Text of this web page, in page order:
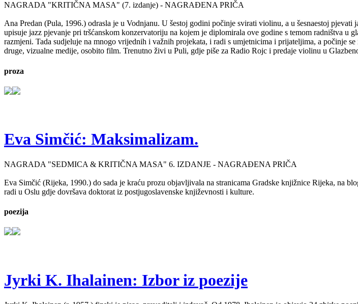
NAGRADA "KRITIČNA MASA" (7. izdanje) - NAGRAĐENA PRIČA
Ana Predan (Pula, 1996.) odrasla je u Vodnjanu. U šestoj godini počinje svirati violinu, a u šesnaestoj
upisuje jazz pjevanje pri tršćanskom konzervatoriju na kojem je diplomirala ove godine s temom radništva
razmjeni. Tada sudjeluje na mnogo vrijednih i važnih projekata, i radi s umjetnicima i prijateljima, a počinje
druge, vizualne medije, osobito film. Trenutno živi u Puli, gdje piše za Radio Rojc i predaje violinu u
proza
Eva Simčić: Maksimalizam.
NAGRADA "SEDMICA & KRITIČNA MASA" 6. IZDANJE - NAGRAĐENA PRIČA
Eva Simčić (Rijeka, 1990.) do sada je kraću prozu objavljivala na stranicama Gradske knjižnice Rijeka, na
radi u Oslu gdje dovršava doktorat iz postjugoslavenske književnosti i kulture.
poezija
Jyrki K. Ihalainen: Izbor iz poezije